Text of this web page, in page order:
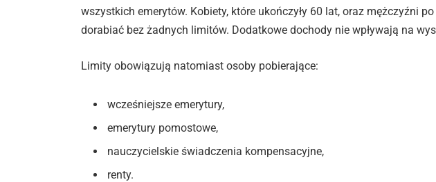
wszystkich emerytów. Kobiety, które ukończyły 60 lat, oraz mężczyźni
dorabiać bez żadnych limitów. Dodatkowe dochody nie wpływają na
Limity obowiązują natomiast osoby pobierające:
wcześniejsze emerytury,
emerytury pomostowe,
nauczycielskie świadczenia kompensacyjne,
renty.